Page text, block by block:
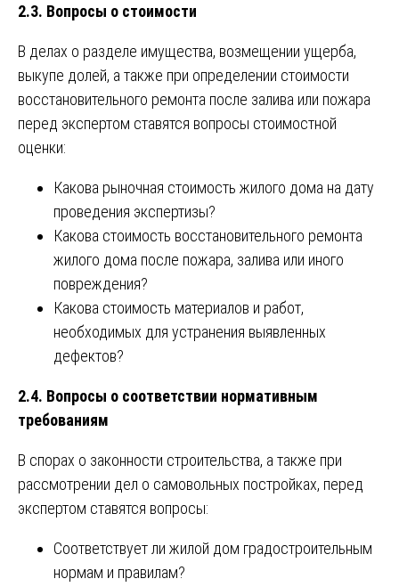
2.3. Вопросы о стоимости
В делах о разделе имущества, возмещении ущерба,
выкупе долей, а также при определении стоимости
восстановительного ремонта после залива или пожара
перед экспертом ставятся вопросы стоимостной
оценки:
Какова рыночная стоимость жилого дома на дату
проведения экспертизы?
Какова стоимость восстановительного ремонта
жилого дома после пожара, залива или иного
повреждения?
Какова стоимость материалов и работ,
необходимых для устранения выявленных
дефектов?
2.4. Вопросы о соответствии нормативным
требованиям
В спорах о законности строительства, а также при
рассмотрении дел о самовольных постройках, перед
экспертом ставятся вопросы:
Соответствует ли жилой дом градостроительным
нормам и правилам?